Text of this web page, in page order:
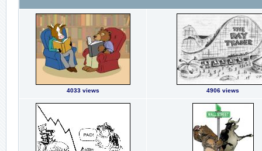
4033 views 4906 views